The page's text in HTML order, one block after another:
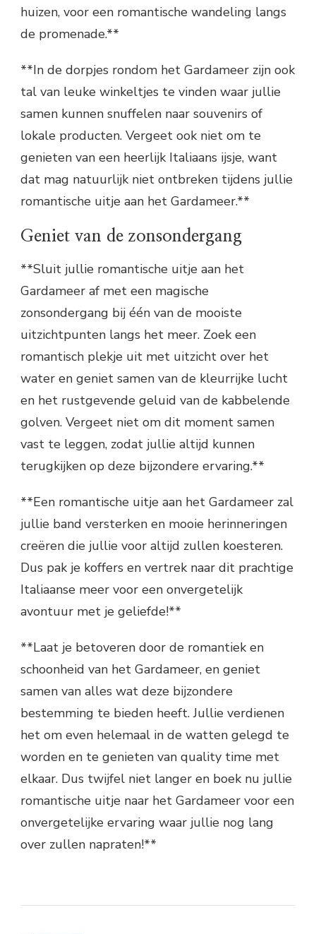
huizen, voor een romantische wandeling langs
de promenade.**
**In de dorpjes rondom het Gardameer zijn ook
tal van leuke winkeltjes te vinden waar jullie
samen kunnen snuffelen naar souvenirs of
lokale producten. Vergeet ook niet om te
genieten van een heerlijk Italiaans ijsje, want
dat mag natuurlijk niet ontbreken tijdens jullie
romantische uitje aan het Gardameer.**
Geniet van de zonsondergang
**Sluit jullie romantische uitje aan het
Gardameer af met een magische
zonsondergang bij één van de mooiste
uitzichtpunten langs het meer. Zoek een
romantisch plekje uit met uitzicht over het
water en geniet samen van de kleurrijke lucht
en het rustgevende geluid van de kabbelende
golven. Vergeet niet om dit moment samen
vast te leggen, zodat jullie altijd kunnen
terugkijken op deze bijzondere ervaring.**
**Een romantische uitje aan het Gardameer zal
jullie band versterken en mooie herinneringen
creëren die jullie voor altijd zullen koesteren.
Dus pak je koffers en vertrek naar dit prachtige
Italiaanse meer voor een onvergetelijk
avontuur met je geliefde!**
**Laat je betoveren door de romantiek en
schoonheid van het Gardameer, en geniet
samen van alles wat deze bijzondere
bestemming te bieden heeft. Jullie verdienen
het om even helemaal in de watten gelegd te
worden en te genieten van quality time met
elkaar. Dus twijfel niet langer en boek nu jullie
romantische uitje naar het Gardameer voor een
onvergetelijke ervaring waar jullie nog lang
over zullen napraten!**